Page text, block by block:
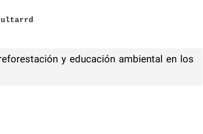
y educación ambiental en los